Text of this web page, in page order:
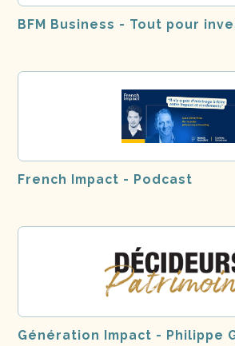
BFM Business - Tout pour
French Impact - Podcast
Génération Impact - Philippe